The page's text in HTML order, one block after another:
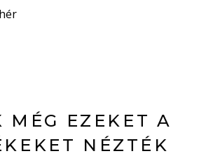
MÉG EZEKET A
NÉZTÉK